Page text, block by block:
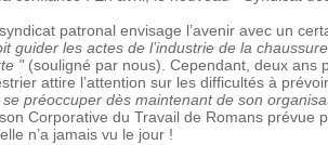
patronal envisage l’avenir avec un
guider les actes de l’industrie de la
"(souligné par nous). Cependant, deux ans
attire l’attention sur les difficultés à
préoccuper dès maintenant de son
Corporative du Travail de Romans
n’a jamais vu le jour !